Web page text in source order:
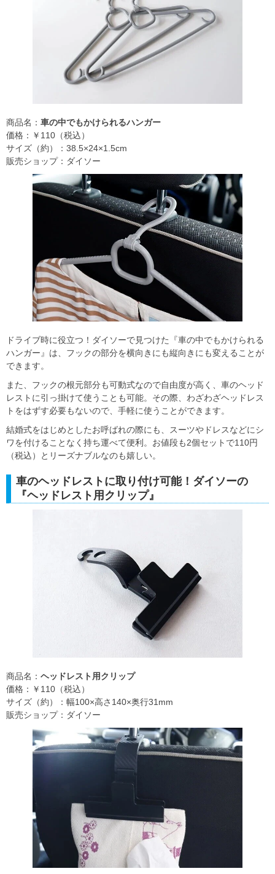
商品名： 車の中でもかけられるハンガー
価格：￥110（税込）
サイズ（約）：38.5×24×1.5cm
販売ショップ：ダイソー
ドライブ時に役立つ！ダイソーで見つけた『車の中でもかけられる
ハンガー』は、フックの部分を横向きにも縦向きにも変えることが
できます。
また、フックの根元部分も可動式なので自由度が高く、車のヘッド
レストに引っ掛けて使うことも可能。その際、わざわざヘッドレス
トをはずす必要もないので、手軽に使うことができます。
結婚式をはじめとしたお呼ばれの際にも、スーツやドレスなどにシ
ワを付けることなく持ち運べて便利。お値段も2個セットで110円
（税込）とリーズナブルなのも嬉しい。
車のヘッドレストに取り付け可能！ダイソーの
『ヘッドレスト用クリップ』
商品名： ヘッドレスト用クリップ
価格：￥110（税込）
サイズ（約）：幅100×高さ140×奥行31mm
販売ショップ：ダイソー